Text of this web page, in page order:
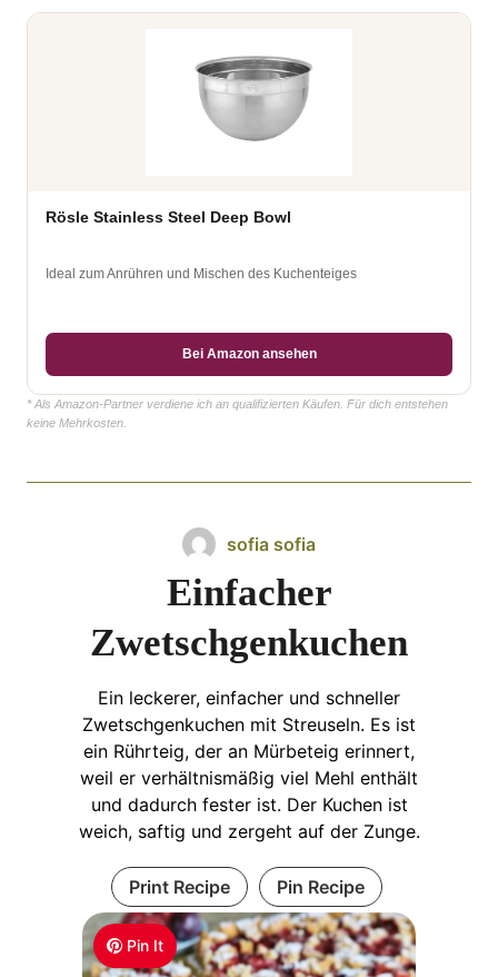
Rösle Stainless Steel Deep Bowl
Ideal zum Anrühren und Mischen des Kuchenteiges
Bei Amazon ansehen
* Als Amazon-Partner verdiene ich an qualifizierten Käufen. Für dich entstehen
keine Mehrkosten.
Pin It
sofia sofia
Einfacher
Zwetschgenkuchen
Ein leckerer, einfacher und schneller
Zwetschgenkuchen mit Streuseln. Es ist
ein Rührteig, der an Mürbeteig erinnert,
weil er verhältnismäßig viel Mehl enthält
und dadurch fester ist. Der Kuchen ist
weich, saftig und zergeht auf der Zunge.
Print Recipe Pin Recipe